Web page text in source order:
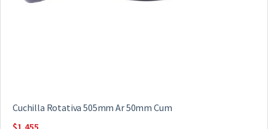
Cuchilla Rotativa 505mm Ar 50mm Cum
$1.455